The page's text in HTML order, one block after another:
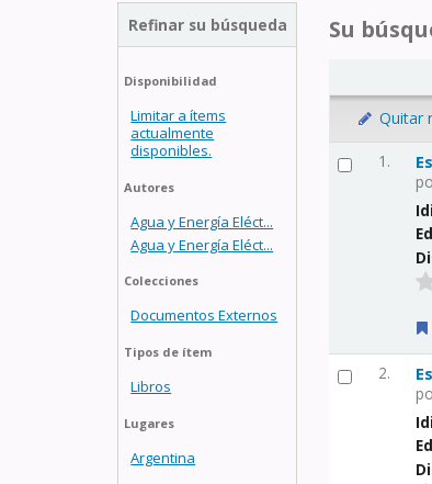
Refinar su búsqueda
Disponibilidad
Limitar a ítems
actualmente
disponibles.
Autores
Agua y Energía Eléct...
Agua y Energía Eléct...
Colecciones
Documentos Externos
Tipos de ítem
Libros
Lugares
Argentina
Su
Quitar
1.
2.